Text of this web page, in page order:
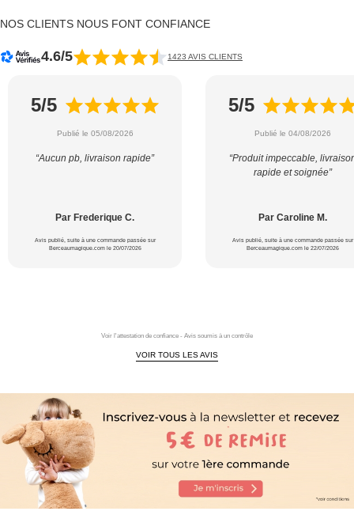
NOS CLIENTS NOUS FONT CONFIANCE
4.6/5 1423 AVIS CLIENTS
5/5
Publié le 05/08/2026
“Aucun pb, livraison rapide”
Par Frederique C.
Avis publié, suite à une commande passée sur
Berceaumagique.com le 20/07/2026
5/5
Publié le 04/08/2026
“Produit impeccable,
rapide et soignée”
Par Caroline M.
Avis publié, suite à une commande passée sur
Berceaumagique.com le 22/07/2026
Voir l'attestation de confiance - Avis soumis à un contrôle
VOIR TOUS LES AVIS